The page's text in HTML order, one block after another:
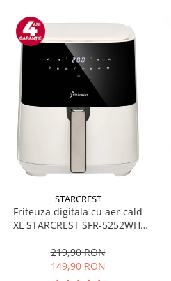
STARCREST
Friteuza digitala cu aer cald
XL STARCREST SFR-5252WH,
200 °C, 8 programe
predefinite, Alb
219,90 RON
149,90 RON